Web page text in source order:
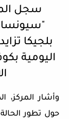
سجل
بلجيكا
وأشار المركز،
حول تطور الحالة